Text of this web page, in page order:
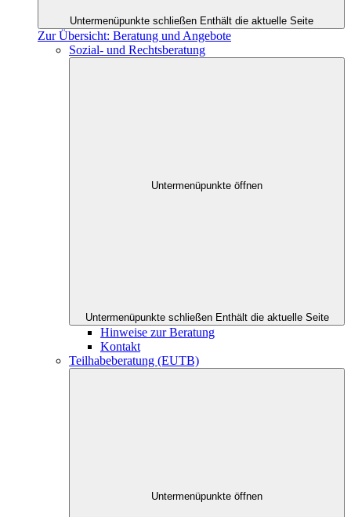
Untermenüpunkte schließen Enthält die aktuelle Seite
Zur Übersicht: Beratung und Angebote
Sozial- und Rechtsberatung
Untermenüpunkte öffnen
Untermenüpunkte schließen Enthält die aktuelle Seite
Hinweise zur Beratung
Kontakt
Teilhabeberatung (EUTB)
Untermenüpunkte öffnen